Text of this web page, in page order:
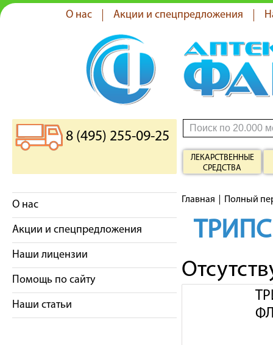
О нас Акции и спецпредложения
8 (495) 255-09-25
ЛЕКАРСТВЕННЫЕ
СРЕДСТВА
О нас
Акции и спецпредложения
Наши лицензии
Помощь по сайту
Наши статьи
Главная Полный